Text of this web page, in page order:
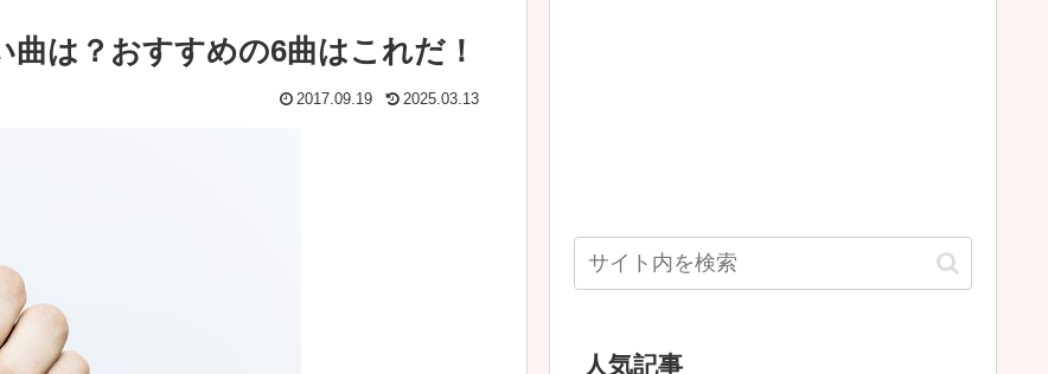
は？おすすめの6曲はこれだ！
2017.09.19 2025.03.13
人気記事